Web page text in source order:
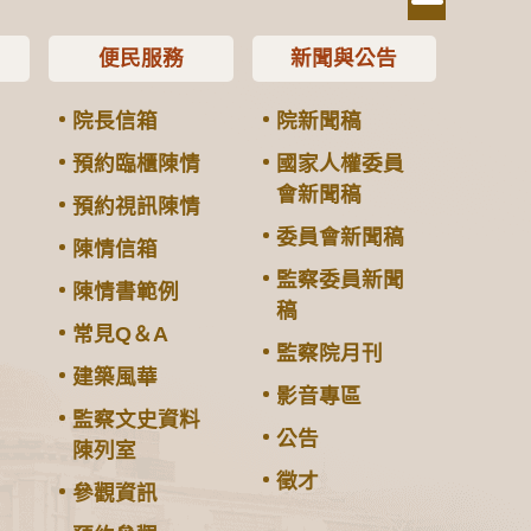
便民服務
院長信箱
預約臨櫃陳情
預約視訊陳情
陳情信箱
陳情書範例
常見Q＆A
建築風華
監察文史資料
陳列室
參觀資訊
新聞與公告
院新聞稿
國家人權委員
會新聞稿
委員會新聞稿
監察委員新聞
稿
監察院月刊
影音專區
公告
徵才